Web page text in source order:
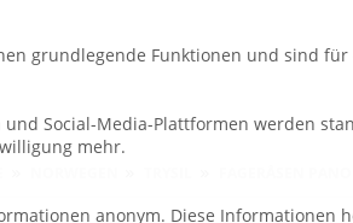
grundlegende Funktionen und sind
Social-Media-Plattformen werden
mehr.
anonym. Diese